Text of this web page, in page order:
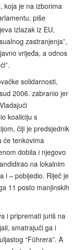
koja je na izborima
piše
izlazak iz EU,
zastranjenja”,
vrijeđa, a odnos
solidarnosti,
2006. zabranio jer
koaliciju s
čiji je predsjednik
će tenkovima
dobila i njegovo
na lokalnim
i – pobijedio. Riječ je
11 posto manjinskih
i pripremati juriš na
smatrajući ga i
“Führera”. A